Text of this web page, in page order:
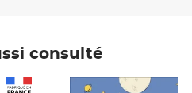
consulté
Prix 7,50€